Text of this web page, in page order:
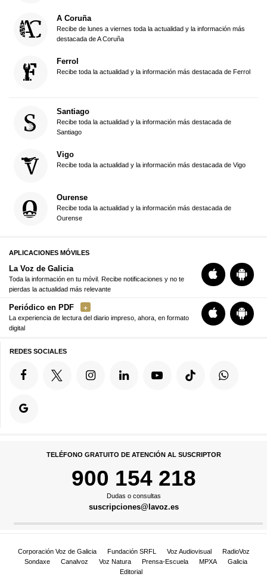
A Coruña
Recibe de lunes a viernes toda la actualidad y la información más
destacada de A Coruña
Ferrol
Recibe toda la actualidad y la información más destacada de Ferrol
Santiago
Recibe toda la actualidad y la información más destacada de
Santiago
Vigo
Recibe toda la actualidad y la información más destacada de Vigo
Ourense
Recibe toda la actualidad y la información más destacada de
Ourense
APLICACIONES MÓVILES
La Voz de Galicia
Toda la información en tu móvil. Recibe notificaciones y no te
pierdas la actualidad más relevante
Periódico en PDF
La experiencia de lectura del diario impreso, ahora, en formato
digital
REDES SOCIALES
TELÉFONO GRATUITO DE ATENCIÓN AL SUSCRIPTOR
900 154 218
Dudas o consultas
suscripciones@lavoz.es
Corporación Voz de Galicia Fundación SRFL Voz Audiovisual
RadioVoz
Sondaxe
Canalvoz Voz Natura Prensa-Escuela MPXA
Galicia
Editorial